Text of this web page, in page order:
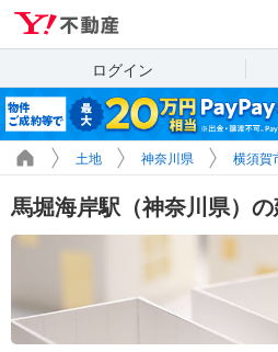
ログイン
土地 神奈川県 横須賀
馬堀海岸駅（神奈川県）